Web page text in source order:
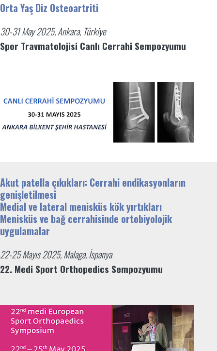
Orta Yaş Diz Osteoartriti
30-31 May 2025, Ankara, Türkiye
Spor Travmatolojisi Canlı Cerrahi Sempozyumu
Akut patella çıkıkları: Cerrahi endikasyonların
genişletilmesi
Medial ve lateral menisküs kök yırtıkları
Menisküs ve bağ cerrahisinde ortobiyolojik
uygulamalar
22-25 Mayıs 2025, Malaga, İspanya
22. Medi Sport Orthopedics Sempozyumu